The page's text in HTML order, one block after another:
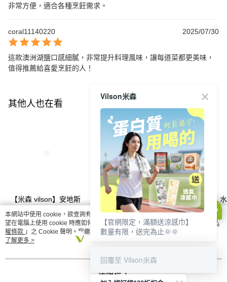
非常方便，適合各種烹飪需求。
coral11140220 2025/07/30
這款澳洲湖鹽口感細膩，非常提升料理風味，讓每道菜都更美味，
值得推薦給喜愛烹飪的人！
其他人也在看
【米森 vilson】安地斯
玫瑰鹽(350g/罐)
NT$128
NT$150
【米森 vilson】香脆玉
米片(180g/盒)
NT$153
NT$180
【米森 vilson】
草莓麥片(300g/
NT$245
全站排行
本網站中使用 cookie，欲查詢有關本網站使用 cookie 方式之詳情，及若您不希
望在電腦上使用 cookie 時應如何變更電腦的 cookie 設定，請參閱本網站「
隱私
權條款 」之 Cookie 聲明。您繼續使用本網站即表示您同意本公司得按本網站使
用條款之 Cookie 聲明使用 cookie。
了解更多 >
我知道了
Vilson米森
【官網限定，滿額送涼感巾】
數量有限，送完為止🌞🌞
回覆至 Vilson米森